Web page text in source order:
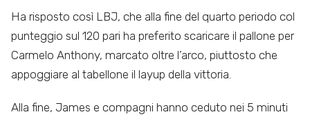
Ha risposto così LBJ, che alla fine del quarto periodo col
punteggio sul 120 pari ha preferito scaricare il pallone per
Carmelo Anthony, marcato oltre l’arco, piuttosto che
appoggiare al tabellone il layup della vittoria.
Alla fine, James e compagni hanno ceduto nei 5 minuti